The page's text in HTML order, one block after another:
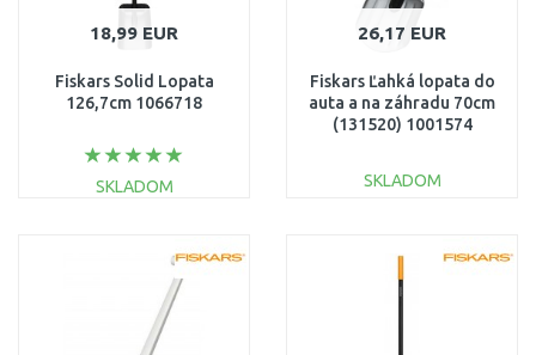
18,99 EUR
Fiskars Solid Lopata
126,7cm 1066718
SKLADOM
Porovnať
26,17 EUR
Fiskars Ľahká lopata do
auta a na záhradu 70cm
(131520) 1001574
SKLADOM
Porovnať